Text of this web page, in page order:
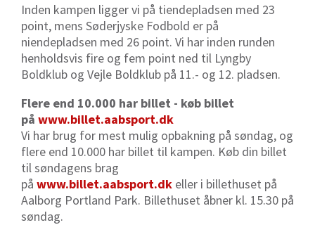
Inden kampen ligger vi på tiendepladsen med 23
point, mens Søderjyske Fodbold er på
niendepladsen med 26 point. Vi har inden runden
henholdsvis fire og fem point ned til Lyngby
Boldklub og Vejle Boldklub på 11.- og 12. pladsen.
Flere end 10.000 har billet - køb billet
på www.billet.aabsport.dk
Vi har brug for mest mulig opbakning på søndag, og
flere end 10.000 har billet til kampen. Køb din billet
til søndagens brag
på www.billet.aabsport.dk eller i billethuset på
Aalborg Portland Park. Billethuset åbner kl. 15.30 på
søndag.